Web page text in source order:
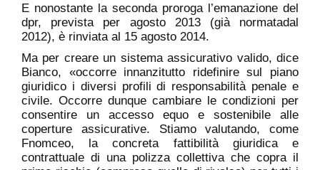
E nonostante la seconda proroga l’emanazione del
dpr, prevista per agosto 2013 (già normatadal
2012), è rinviata al 15 agosto 2014.
Ma per creare un sistema assicurativo valido, dice
Bianco, «occorre innanzitutto ridefinire sul piano
giuridico i diversi profili di responsabilità penale e
civile. Occorre dunque cambiare le condizioni per
consentire un accesso equo e sostenibile alle
coperture assicurative. Stiamo valutando, come
Fnomceo, la concreta fattibilità giuridica e
contrattuale di una polizza collettiva che copra il